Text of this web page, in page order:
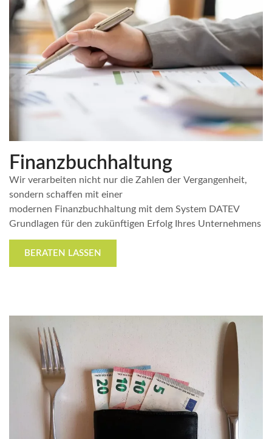
Finanzbuchhaltung
Wir verarbeiten nicht nur die Zahlen der Vergangenheit,
sondern schaffen mit einer
modernen Finanzbuchhaltung mit dem System DATEV
Grundlagen für den zukünftigen Erfolg Ihres Unternehmens
BERATEN LASSEN